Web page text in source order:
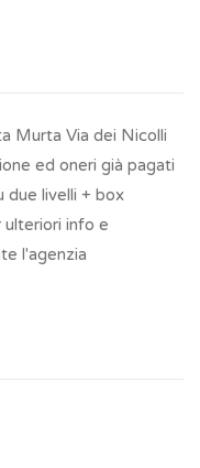
Murta Via dei Nicolli
ed oneri già pagati
due livelli + box
ulteriori info e
l'agenzia